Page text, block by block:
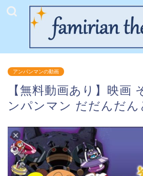
アンパンマンの動画
【無料動画あり】映画
ンパンマン だだんだん